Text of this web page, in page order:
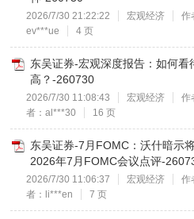
2026/7/30 21:22:22 宏观经济 作
ev***ue
4 页
东吴证券-宏观深度报告：如何
高？-260730
2026/7/30 11:08:43 宏观经济 作
者：al***30
16 页
东吴证券-7月FOMC：沃什暗
2026年7月FOMC会议点评-
2026/7/30 11:06:37 宏观经济 作
者：li***en
7 页